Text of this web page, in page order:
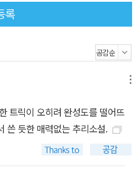
한다. 이 작품은 원고
도 충분했으나, 필수적이지 않은
애착을 갖는 타이틀이다. 기시 유
구)이나 어군탐지기 업체를 직접
어가 실현 가능한지를 실제로 확
한 남자가 사체로 발견된다. 현장
것일까? 이제 트릭으로
록
트릭이 오히려 완성도를 떨어뜨
쓴 듯한 매력없는 추리소설.